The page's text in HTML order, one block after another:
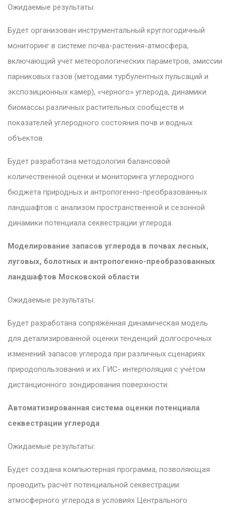
Ожидаемые результаты:
Будет организован инструментальный круглогодичный
мониторинг в системе почва-растения-атмосфера,
включающий учёт метеорологических параметров, эмиссии
парниковых газов (методами турбулентных пульсаций и
экспозиционных камер), «черного» углерода, динамики
биомассы различных растительных сообществ и
показателей углеродного состояния почв и водных
объектов.
Будет разработана методология бaлaнcoвoй
количественной оценки и мониторинга углеродного
бюджeтa природных и aнтpoпoгeннo-пpeoбpaзoвaнныx
ландшафтов с анализом пространственной и сезонной
динамики потенциала секвестрации углерода.
Моделирование запасов углерода в почвах лесных,
луговых, болотных и антропогенно-преобразованных
ландшафтов Московской области
Ожидаемые результаты:
Будет разработана сопряжённая динамическая модель
для детализированной оценки тенденций долгосрочных
изменений запасов углерода при различных сценариях
природопользования и их ГИC- интерполяция c учётом
дистанционного зондирования поверхности.
Автоматизированная система оценки потенциала
секвестрации углерода
Ожидаемые результаты:
Будет создана компьютерная программа, позволяющая
проводить расчёт потенциальной секвестрации
атмосферного углерода в условиях Центрального